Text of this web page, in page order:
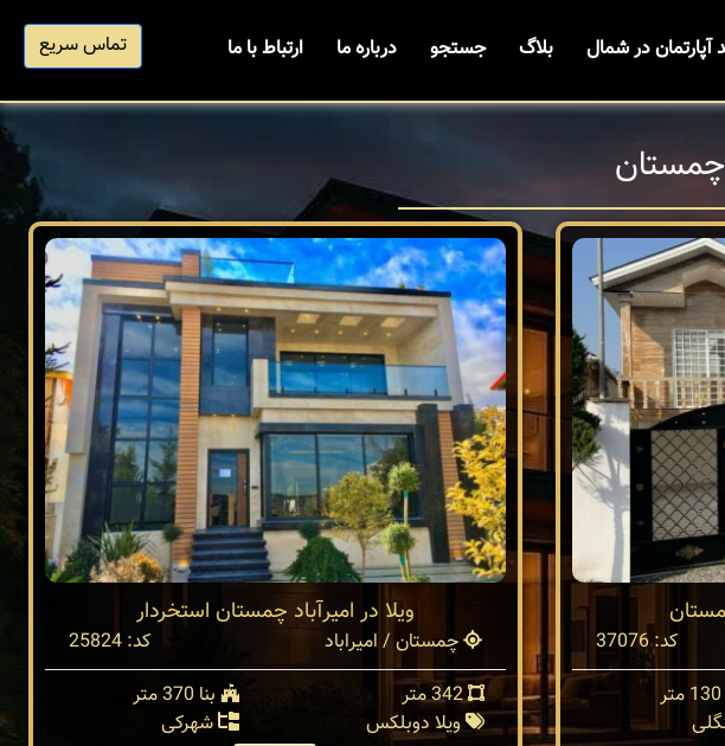
آپارتمان در شمال بلاگ جستجو درباره ما ارتباط با ما تماس سریع
کد: 37076
ویلا در امیرآباد چمستان استخردار
چمستان / امیراباد
کد: 25824
342 متر
بنا 370 متر
ویلا دوبلکس
شهرکی